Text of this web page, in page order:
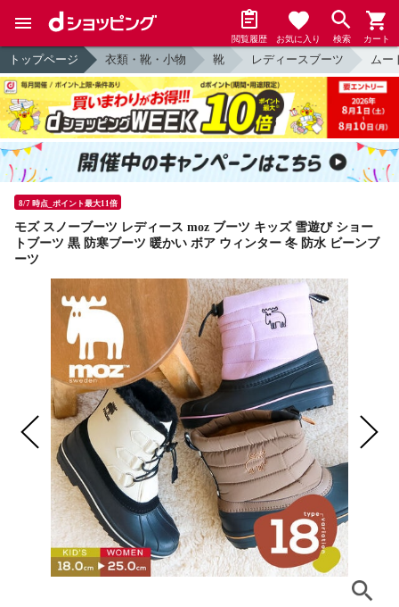
閲覧履歴 お気に入り 検索 カート
トップページ 衣類・靴・小物 靴 レディースブーツ ムー
8/7 時点_ポイント最大11倍
モズ スノーブーツ レディース moz ブーツ キッズ 雪遊び ショー
トブーツ 黒 防寒ブーツ 暖かい ボア ウィンター 冬 防水 ビーンブ
ーツ